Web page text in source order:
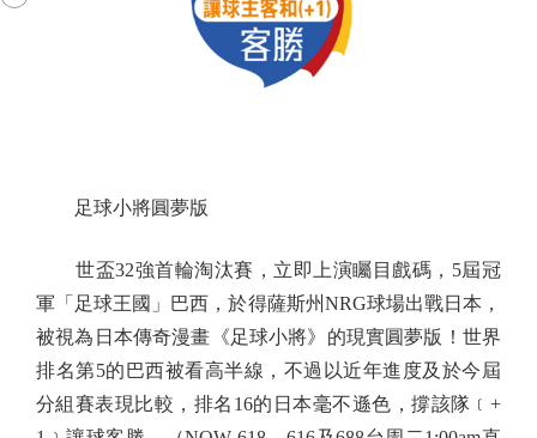
足球小將圓夢版
世盃32強首輪淘汰賽，立即上演矚目戲碼，5屆冠
軍「足球王國」巴西，於得薩斯州NRG球場出戰日本，
被視為日本傳奇漫畫《足球小將》的現實圓夢版！世界
排名第5的巴西被看高半線，不過以近年進度及於今屆
分組賽表現比較，排名16的日本毫不遜色，撐該隊﹝+